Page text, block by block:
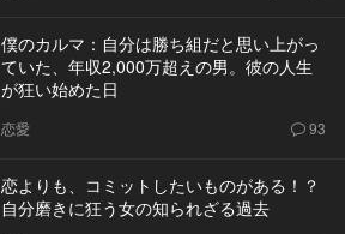
僕のカルマ：自分は勝ち組だと思い上がっ
ていた、年収2,000万超えの男。彼の人生
が狂い始めた日
恋愛 93
恋よりも、コミットしたいものがある！？
自分磨きに狂う女の知られざる過去